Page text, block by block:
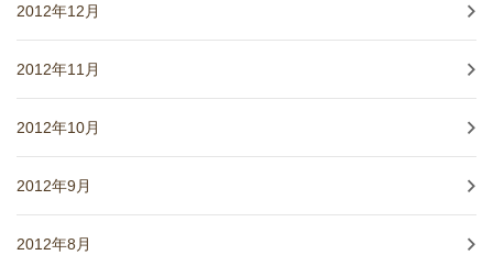
2012年12月
2012年11月
2012年10月
2012年9月
2012年8月